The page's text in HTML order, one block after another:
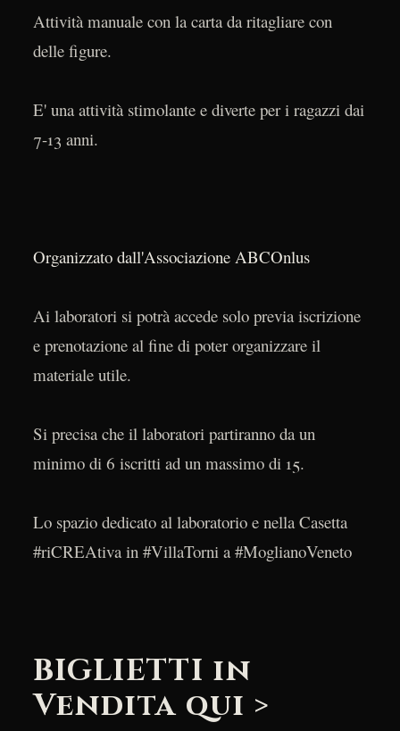
Attività manuale con la carta da ritagliare con
delle figure.
E' una attività stimolante e diverte per i ragazzi dai
7-13 anni.
Organizzato dall'Associazione ABCOnlus
Ai laboratori si potrà accede solo previa iscrizione
e prenotazione al fine di poter organizzare il
materiale utile.
Si precisa che il laboratori partiranno da un
minimo di 6 iscritti ad un massimo di 15.
Lo spazio dedicato al laboratorio e nella Casetta
#riCREAtiva in #VillaTorni a #MoglianoVeneto
BIGLIETTI in
Vendita qui >